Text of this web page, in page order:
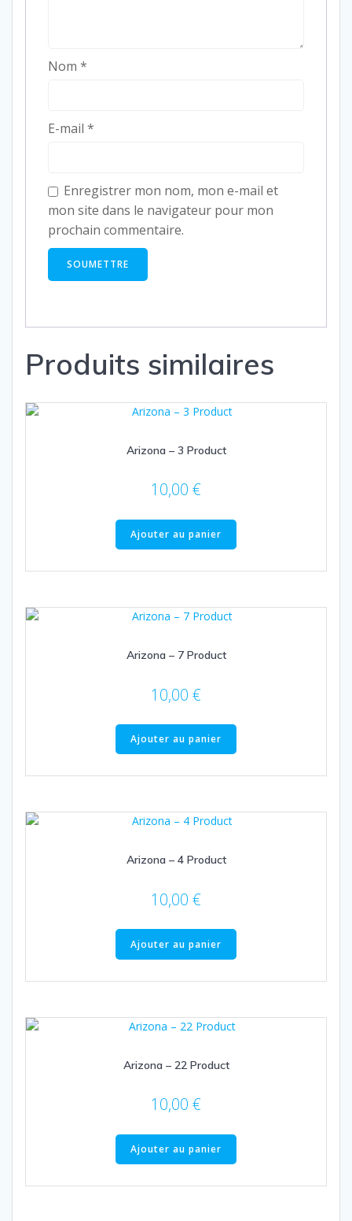
Nom *
E-mail *
Enregistrer mon nom, mon e-mail et
mon site dans le navigateur pour mon
prochain commentaire.
Produits similaires
Arizona – 3 Product
10,00 €
Ajouter au panier
Arizona – 7 Product
10,00 €
Ajouter au panier
Arizona – 4 Product
10,00 €
Ajouter au panier
Arizona – 22 Product
10,00 €
Ajouter au panier